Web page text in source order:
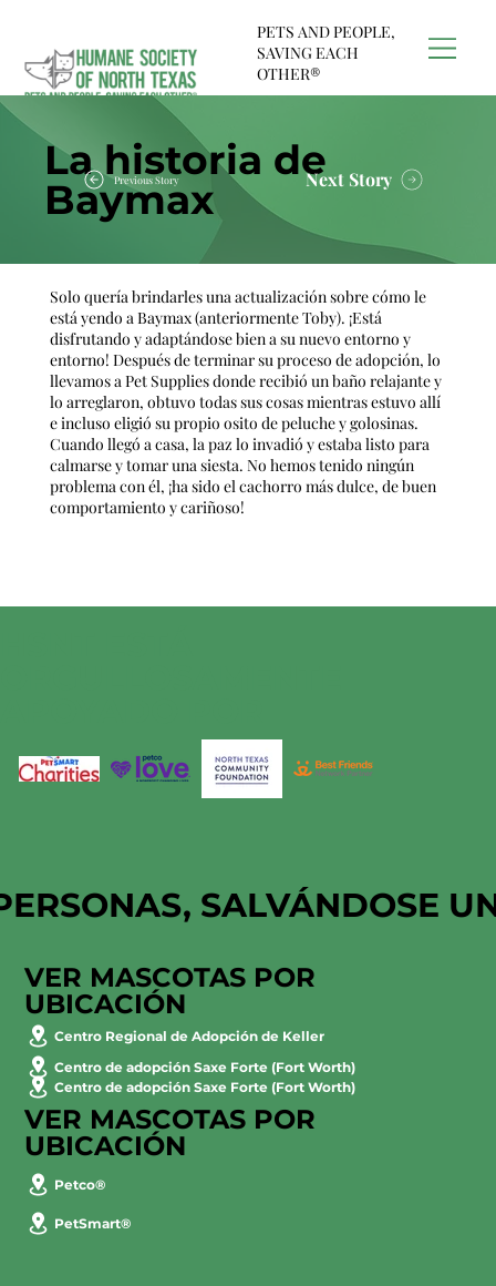
PETS AND PEOPLE,
SAVING EACH
OTHER®
La historia de
Baymax
Next Story
Previous Story
Solo quería brindarles una actualización sobre cómo le
está yendo a Baymax (anteriormente Toby). ¡Está
disfrutando y adaptándose bien a su nuevo entorno y
entorno! Después de terminar su proceso de adopción, lo
llevamos a Pet Supplies donde recibió un baño relajante y
lo arreglaron, obtuvo todas sus cosas mientras estuvo allí
e incluso eligió su propio osito de peluche y golosinas.
Cuando llegó a casa, la paz lo invadió y estaba listo para
calmarse y tomar una siesta. No hemos tenido ningún
problema con él, ¡ha sido el cachorro más dulce, de buen
comportamiento y cariñoso!
SALVÁNDOSE
VER MASCOTAS POR
UBICACIÓN
Centro Regional de Adopción de Keller
Centro de adopción Saxe Forte (Fort Worth)
Centro de adopción Saxe Forte (Fort Worth)
VER MASCOTAS POR
UBICACIÓN
Petco®
PetSmart®